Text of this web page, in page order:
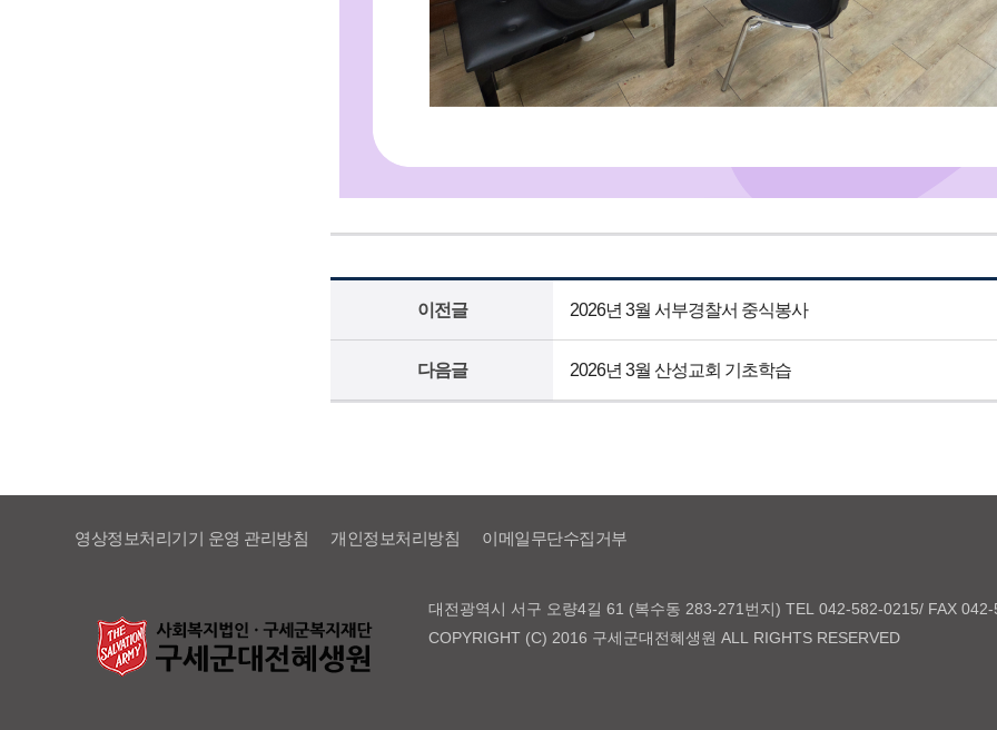
이전글 2026년 3월 서부경찰서 중식봉사
다음글 2026년 3월 산성교회 기초학습
영상정보처리기기 운영 관리방침 개인정보처리방침 이메일무단수집거부
대전광역시 서구 오량4길 61 (복수동 283-271번지) TEL 042-582-0215/ FAX
COPYRIGHT (C) 2016 구세군대전혜생원 ALL RIGHTS RESERVED